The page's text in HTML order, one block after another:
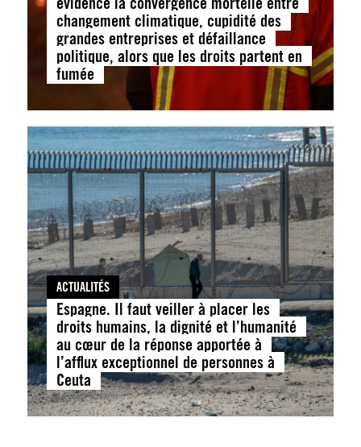
changement climatique, cupidité des
grandes entreprises et défaillance
politique, alors que les droits partent en
fumée
ACTUALITÉS
Espagne. Il faut veiller à placer les
droits humains, la dignité et l’humanité
au cœur de la réponse apportée à
l’afflux exceptionnel de personnes à
Ceuta